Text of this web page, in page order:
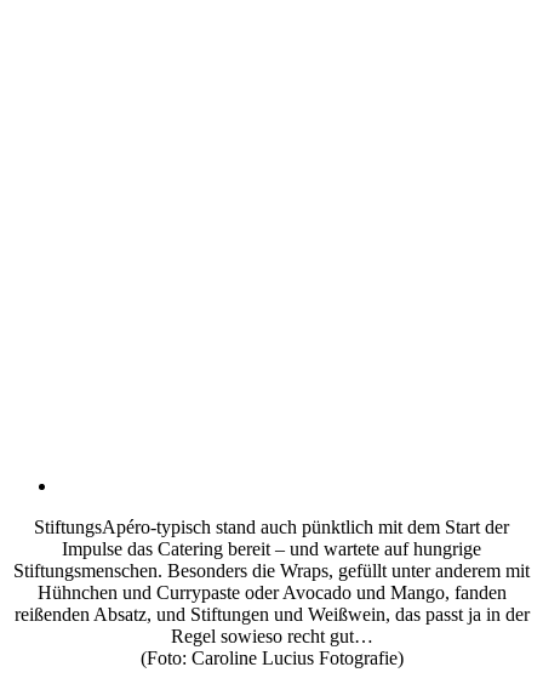
StiftungsApéro-typisch stand auch pünktlich mit dem Start der
Impulse das Catering bereit – und wartete auf hungrige
Stiftungsmenschen. Besonders die Wraps, gefüllt unter anderem mit
Hühnchen und Currypaste oder Avocado und Mango, fanden
reißenden Absatz, und Stiftungen und Weißwein, das passt ja in der
Regel sowieso recht gut…
(Foto: Caroline Lucius Fotografie)